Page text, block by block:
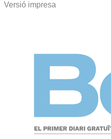
Versió impresa